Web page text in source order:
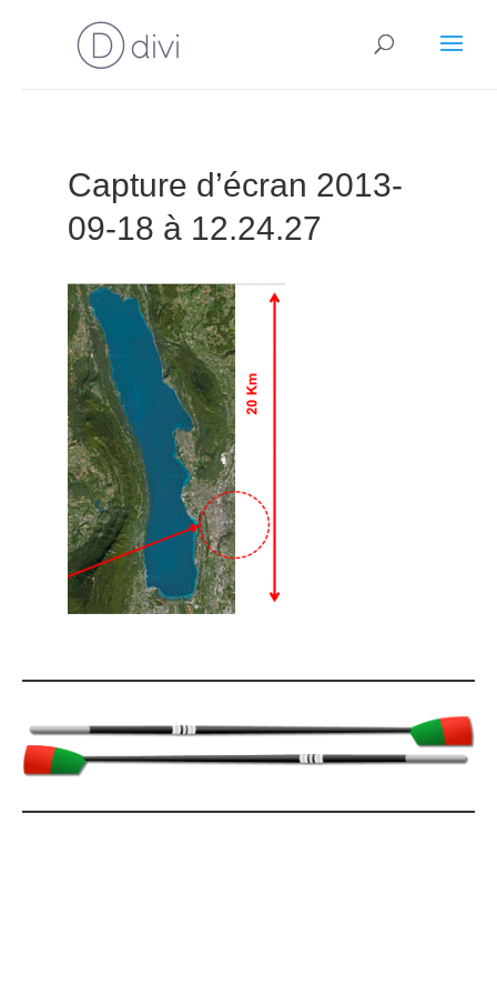
Capture d’écran 2013-
09-18 à 12.24.27